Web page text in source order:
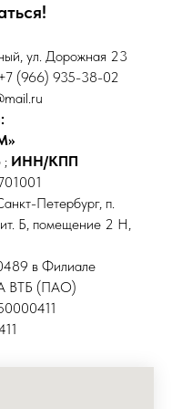
ул. Дорожная 23
(966) 935-38-02
; ИНН/КПП
Петербург, п.
Б, помещение 2 Н,
в Филиале
ВТБ (ПАО)